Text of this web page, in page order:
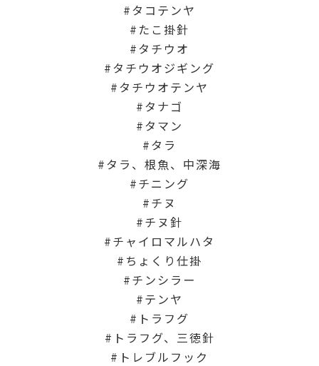
タコテンヤ
たこ掛針
タチウオ
タチウオジギング
タチウオテンヤ
タナゴ
タマン
タラ
タラ、根魚、中深海
チニング
チヌ
チヌ針
チャイロマルハタ
ちょくり仕掛
チンシラー
テンヤ
トラフグ
トラフグ、三徳針
トレブルフック